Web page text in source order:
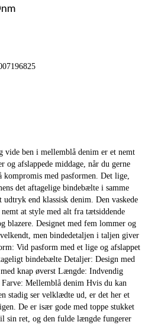
vide ben i mellemblå denim er et nemt
og afslappede middage, når du gerne
med pasformen. Det lige,
det aftagelige bindebælte i samme
end klassisk denim. Den vaskede
at style med alt fra tætsiddende
blazere. Designet med fem lommer og
men bindedetaljen i taljen giver
Vid pasform med et lige og afslappet
bindebælte Detaljer: Design med
knap øverst Længde: Indvendig
Mellemblå denim Hvis du kan
stadig ser velklædte ud, er det her et
De er især gode med toppe stukket
sin ret, og den fulde længde fungerer